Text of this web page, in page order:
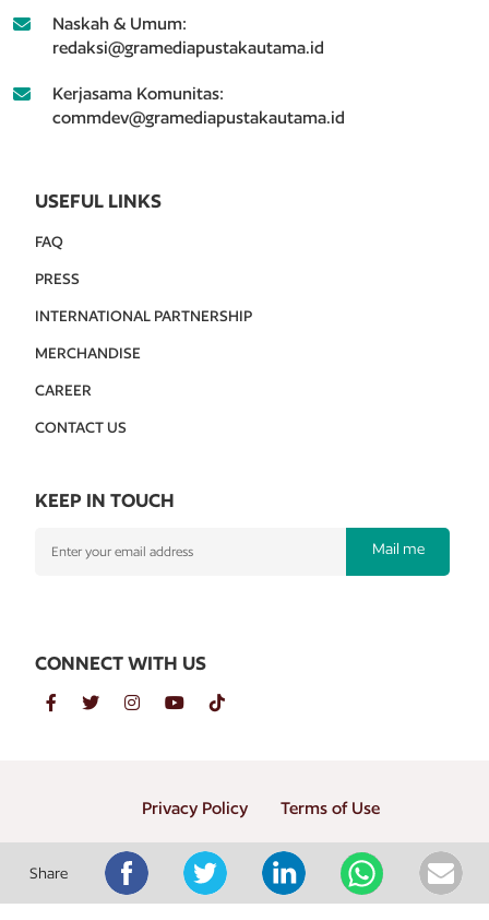
Share
Naskah & Umum:
redaksi@gramediapustakautama.id
Kerjasama Komunitas:
commdev@gramediapustakautama.id
USEFUL LINKS
FAQ
PRESS
INTERNATIONAL PARTNERSHIP
MERCHANDISE
CAREER
CONTACT US
KEEP IN TOUCH
Mail me
CONNECT WITH US
Copyright © 2026 PT. Gramedia Penerbit Buku Utama
Privacy Policy Terms of Use